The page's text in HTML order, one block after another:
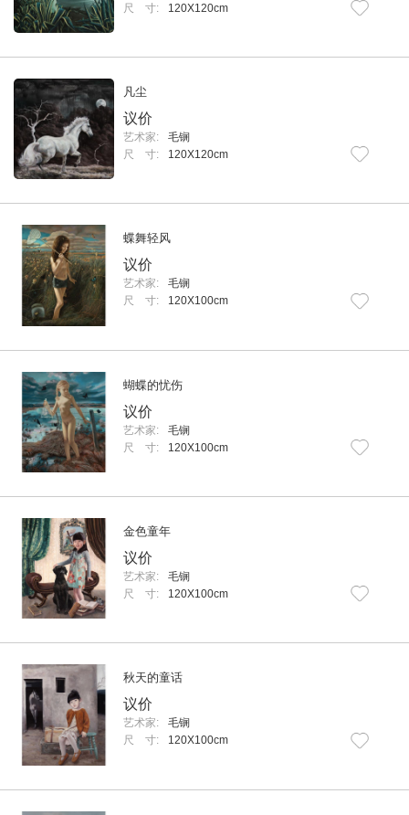
尺 寸:
120X120cm
凡尘
议价
艺术家:
毛锎
尺 寸:
120X120cm
蝶舞轻风
议价
艺术家:
毛锎
尺 寸:
120X100cm
蝴蝶的忧伤
议价
艺术家:
毛锎
尺 寸:
120X100cm
金色童年
议价
艺术家:
毛锎
尺 寸:
120X100cm
秋天的童话
议价
艺术家:
毛锎
尺 寸:
120X100cm